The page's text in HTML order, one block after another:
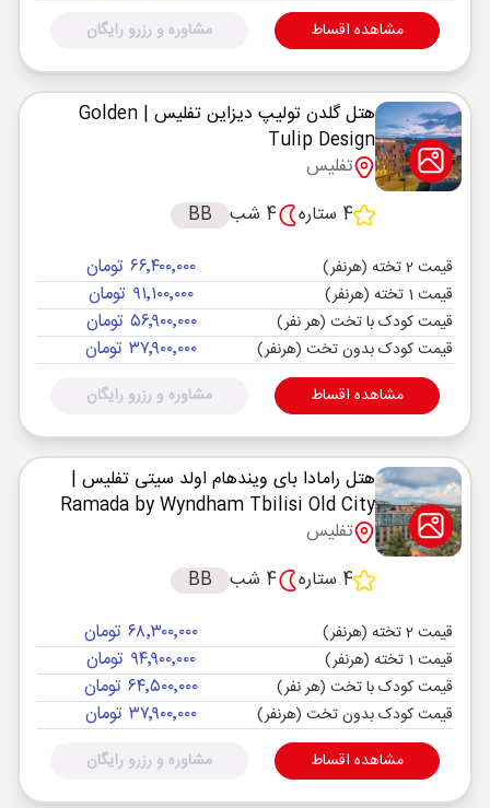
مشاهده اقساط مشاوره و رزرو رایگان
هتل گلدن تولیپ دیزاین تفلیس | Golden
Tulip Design
تفلیس
4 ستاره
4 شب BB
قیمت 2 تخته (هرنفر) ۶۶٬۴۰۰٬۰۰۰ تومان
قیمت 1 تخته (هرنفر) ۹۱٬۱۰۰٬۰۰۰ تومان
قیمت کودک با تخت (هر نفر) ۵۶٬۹۰۰٬۰۰۰ تومان
قیمت کودک بدون تخت (هرنفر) ۳۷٬۹۰۰٬۰۰۰ تومان
مشاهده اقساط مشاوره و رزرو رایگان
هتل رامادا بای ویندهام اولد سیتی تفلیس |
Ramada by Wyndham Tbilisi Old City
تفلیس
4 ستاره
4 شب BB
قیمت 2 تخته (هرنفر) ۶۸٬۳۰۰٬۰۰۰ تومان
قیمت 1 تخته (هرنفر) ۹۴٬۹۰۰٬۰۰۰ تومان
قیمت کودک با تخت (هر نفر) ۶۴٬۵۰۰٬۰۰۰ تومان
قیمت کودک بدون تخت (هرنفر) ۳۷٬۹۰۰٬۰۰۰ تومان
مشاهده اقساط مشاوره و رزرو رایگان